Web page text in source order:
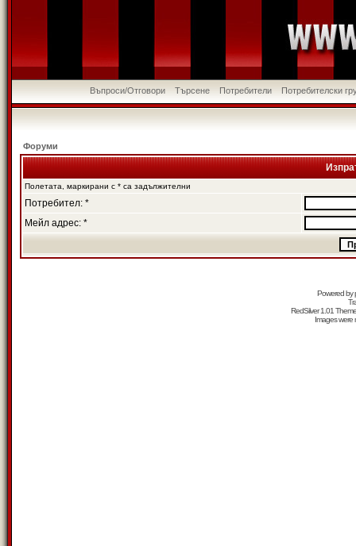
Въпроси/Отговори Търсене Потребители Потребителски
Форуми
Полетата, маркирани с * са задължителни
Потребител: *
Мейл адрес: *
Powered by
RedSilver 1.01
Images were